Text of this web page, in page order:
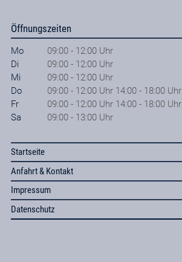
Öffnungszeiten
Mo
09:00 - 12:00 Uhr
Di
09:00 - 12:00 Uhr
Mi
09:00 - 12:00 Uhr
Do
09:00 - 12:00 Uhr 14:00 - 18:00 Uhr
Fr
09:00 - 12:00 Uhr 14:00 - 18:00 Uhr
Sa
09:00 - 13:00 Uhr
Startseite
Anfahrt & Kontakt
Impressum
Datenschutz